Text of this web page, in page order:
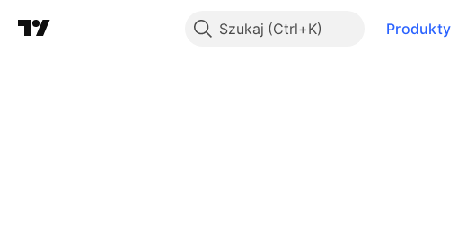
Szukaj Produkty